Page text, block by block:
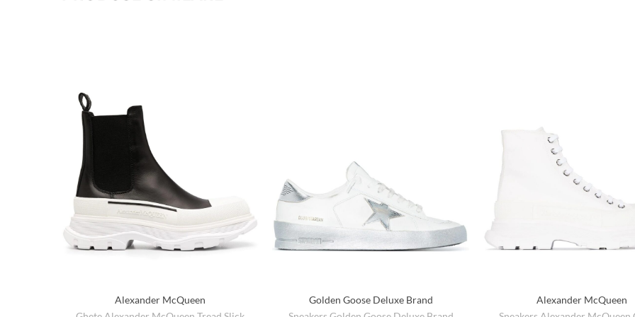
Alexander McQueen
Golden Goose Deluxe Brand
Alexander McQueen